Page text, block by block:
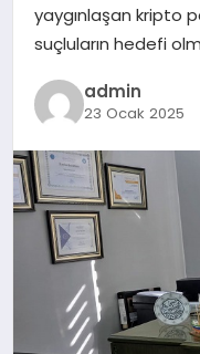
YAŞAM
yaygınlaşan kripto
suçluların hedefi
admin
23 Ocak 2025